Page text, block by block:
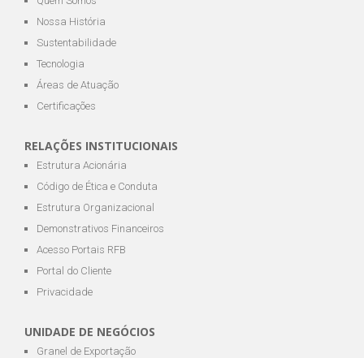
Nossa História
Sustentabilidade
Tecnologia
Áreas de Atuação
Certificações
RELAÇÕES INSTITUCIONAIS
Estrutura Acionária
Código de Ética e Conduta
Estrutura Organizacional
Demonstrativos Financeiros
Acesso Portais RFB
Portal do Cliente
Privacidade
UNIDADE DE NEGÓCIOS
Granel de Exportação